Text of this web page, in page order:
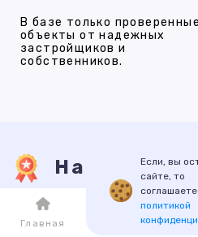
В базе только проверенные
объекты от надежных
застройщиков и
собственников.
Наши
ПРОДАЖА АРЕНДА
Если, вы
сайте, то
политикой
Главная Каталог